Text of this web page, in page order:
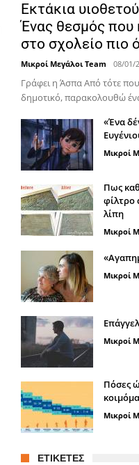
Εκτάκια
Ένας θεσμός που
στο σχολείο πιο
Μικροί Μεγάλοι Team 08/01/
Γράφει η Άσπα Από τότε
δημοτικό, παρακολουθώ
«Ένα
Μικροί
Πως
φίλτρο
λίπη
Μικροί
Μικροί
Μικροί
Πόσες
Μικροί
ΕΤΙΚΈΤΕΣ